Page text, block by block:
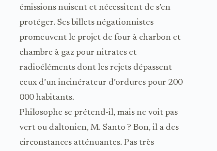
émissions nuisent et nécessitent de s’en
protéger. Ses billets négationnistes
promeuvent le projet de four à charbon et
chambre à gaz pour nitrates et
radioéléments dont les rejets dépassent
ceux d’un incinérateur d’ordures pour 200
000 habitants.
Philosophe se prétend-il, mais ne voit pas
vert ou daltonien, M. Santo ? Bon, il a des
circonstances atténuantes. Pas très